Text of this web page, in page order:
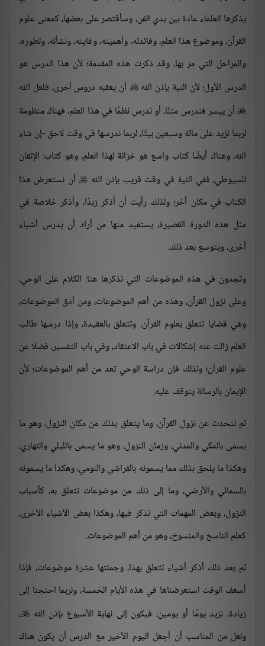
يذكرها العلماء عادة بين يدي الفن، وسأقتصر على بعضها، كمعنى علوم
القرآن، وموضوع هذا العلم، وفائدته، وأهميته، وغايته، ونشأته، وتطوره،
والمراحل التي مر بها، وقد ذكرت هذه المقدمة؛ لأن هذا الدرس هو
الدرس الأول؛ لأن النية بإذن الله أن يعقبه دروس أخرى، فلعل الله
 أن ييسر فندرس متنًا، أو ندرس نظمًا في هذا العلم، فهناك منظومة
لربما تزيد على مائة وسبعين بيتًا، لربما ندرسها في وقت لاحق -إن شاء
الله، وهناك أيضًا كتاب واسع هو خزانة لهذا العلم، وهو كتاب: الإتقان
للسيوطي، ففي النية في وقت قريب بإذن الله أن نستعرض هذا
الكتاب في مكان آخر؛ ولذلك رأيت أن أذكر زبدًا، وأذكر خلاصة في
مثل هذه الدورة القصيرة، يستفيد منها من أراد أن يدرس أشياء
أخرى، ويتوسع بعد ذلك.
وتجدون في هذه الموضوعات التي نذكرها هنا: الكلام على الوحي،
وعلى نزول القرآن، وهذه من أهم الموضوعات، ومن أدق الموضوعات،
وهي قضايا تتعلق بعلوم القرآن، وتتعلق بالعقيدة، وإذا درسها طالب
العلم زالت عنه إشكالات في باب الاعتقاد، وفي باب التفسير، فضلا عن
علوم القرآن؛ ولذلك فإن دراسة الوحي تعد من أهم الموضوعات؛ لأن
الإيمان بالرسالة يتوقف عليه.
ثم نتحدث عن نزول القرآن، وما يتعلق بذلك من مكان النزول، وهو ما
يسمى بالمكي والمدني، وزمان النزول، وهو ما يسمى بالليلي والنهاري،
وهكذا ما يلحق بذلك مما يسمونه بالفراشي والنومي، وهكذا ما يسمونه
بالسمائي والأرضي، وما إلى ذلك من موضوعات تتعلق به، كأسباب
النزول، وبعض المهمات التي تذكر فيها، وهكذا بعض الأشياء الأخرى،
كعلم الناسخ والمنسوخ، وهو من أهم الموضوعات.
ثم بعد ذلك أذكر أشياء تتعلق بهذا، وجملتها عشرة موضوعات، فإذا
أسعف الوقت استعرضناها في هذه الأيام الخمسة، ولربما احتجنا إلى
زيادة، نزيد يومًا أو يومين، فيكون إلى نهاية الأسبوع بإذن الله ،
ولعل من المناسب أن أجعل اليوم الأخير مع الدرس أن يكون هناك